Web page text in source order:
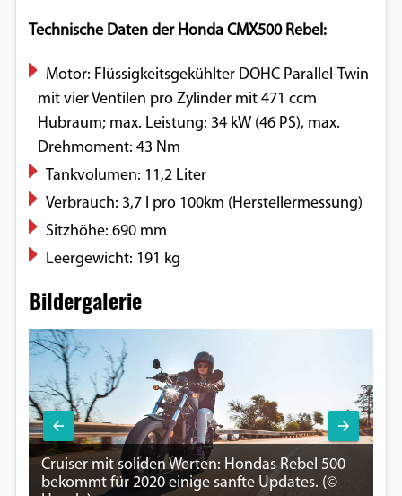
Technische Daten der Honda CMX500 Rebel:
Motor: Flüssigkeitsgekühlter DOHC Parallel-Twin
mit vier Ventilen pro Zylinder mit 471 ccm
Hubraum; max. Leistung: 34 kW (46 PS), max.
Drehmoment: 43 Nm
Tankvolumen: 11,2 Liter
Verbrauch: 3,7 l pro 100km (Herstellermessung)
Sitzhöhe: 690 mm
Leergewicht: 191 kg
Bildergalerie
Cruiser mit soliden Werten: Hondas Rebel 500
bekommt für 2020 einige sanfte Updates. (©